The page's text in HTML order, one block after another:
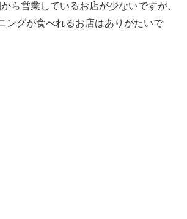
ら営業しているお店が少ないですが、
ングが食べれるお店はありがたいで